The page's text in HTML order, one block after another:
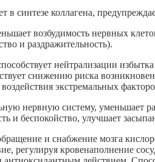
в синтезе коллагена,
возбудимость нервных
и раздражительность).
нейтрализации
снижению риска
экстремальных
нервную систему, уменьшает
и беспокойство, улучшает
и снабжение мозга
регулируя кровенаполнение